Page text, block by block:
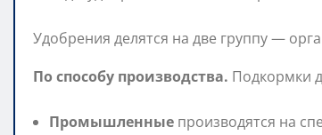
Удобрения делятся на две группу —
По способу производства. Подкормки
Промышленные производятся на